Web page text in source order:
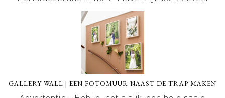
GALLERY WALL | EEN FOTOMUUR NAAST DE TRAP MAKEN